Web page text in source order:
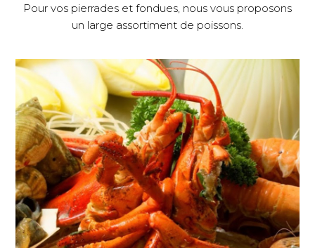
Pour vos pierrades et fondues, nous vous proposons
un large assortiment de poissons.